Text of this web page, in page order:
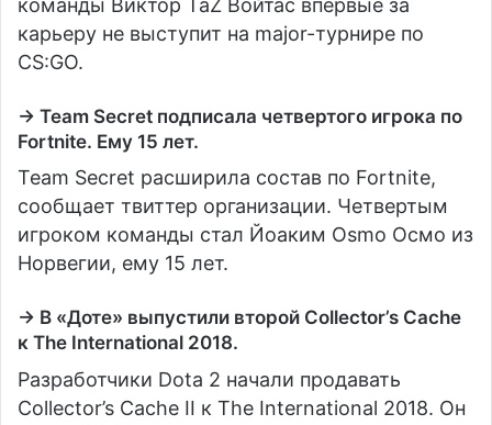
команды Виктор TaZ Войтас впервые за
карьеру не выступит на major-турнире по
CS:GO.
→ Team Secret подписала четвертого игрока по
Fortnite. Ему 15 лет.
Team Secret расширила состав по Fortnite,
сообщает твиттер организации. Четвертым
игроком команды стал Йоаким Osmo Осмо из
Норвегии, ему 15 лет.
→ В «Доте» выпустили второй Collector’s Cache
к The International 2018.
Разработчики Dota 2 начали продавать
Collector’s Cache II к The International 2018. Он